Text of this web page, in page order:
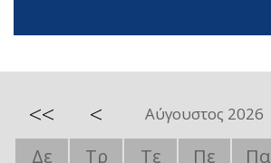
<< < Αύγουστος 2026
Δε Τρ Τε Πε Πα